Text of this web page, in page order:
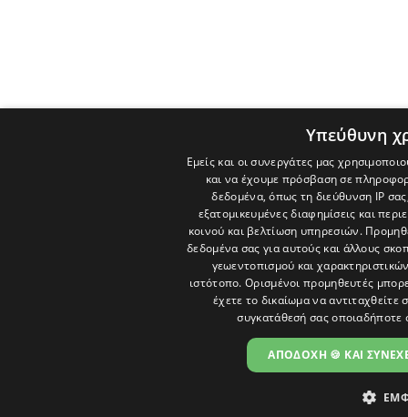
Υπεύθυνη
Εμείς και οι συνεργάτες μας
και να έχουμε πρόσβαση σε
δεδομένα, όπως τη διεύθυνση IP
εξατομικευμένες διαφημίσεις και
κοινού και βελτίωση υπηρεσιών.
δεδομένα σας για αυτούς και άλλους
γεωεντοπισμού και
ιστότοπο. Ορισμένοι προμηθευτές
έχετε το δικαίωμα να αντιταχθείτε
συγκατάθεσή σας οποιαδήποτε
ΑΠΟΔΟΧΗ 🍪 ΚΑΙ